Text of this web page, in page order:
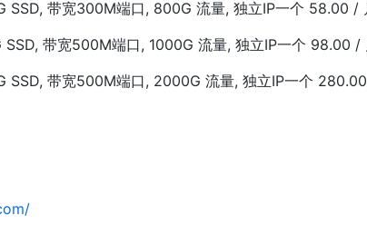
SSD, 带宽300M端口, 800G 流量, 独立IP一个 58.00 /
带宽500M端口, 1000G 流量, 独立IP一个 98.00 /
SSD, 带宽500M端口, 2000G 流量, 独立IP一个